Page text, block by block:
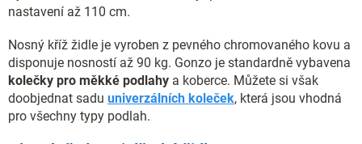
nastavení až 110 cm.
Nosný kříž židle je vyroben z pevného chromovaného kovu a
disponuje nosností až 90 kg. Gonzo je standardně vybavena
kolečky pro měkké podlahy a koberce. Můžete si však
doobjednat sadu univerzálních koleček, která jsou vhodná
pro všechny typy podlah.